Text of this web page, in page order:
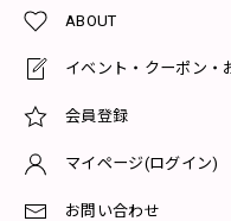
ABOUT
イベント・クーポン・
会員登録
マイページ(ログイン)
お問い合わせ